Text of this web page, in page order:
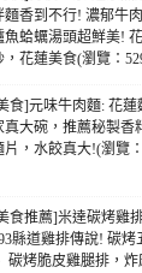
麵香到不行! 濃郁牛肉
魚蛤蠣湯頭超鮮美! 花
，花蓮美食(瀏覽：
食]元味牛肉麵: 花蓮
真大碗，推薦秘製香
片，水餃真大!(瀏覽：
食推薦]米達碳烤雞
縣道雞排傳說! 碳烤
碳烤脆皮雞腿排，炸